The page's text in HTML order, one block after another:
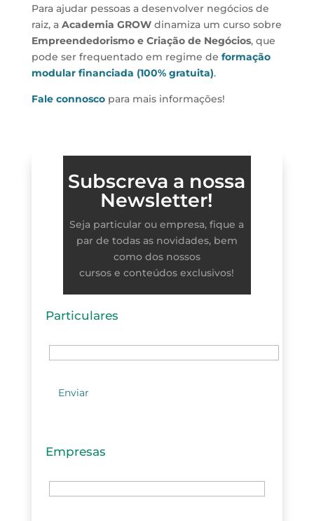
Para ajudar pessoas a desenvolver negócios de
raiz, a Academia GROWdinamiza um curso sobre
Empreendedorismo e Criação de Negócios, que
pode ser frequentado em regime de formação
modular financiada (100% gratuita).
Fale connoscopara mais informações!
Subscreva a nossa
Newsletter!
Seja particular ou empresa, fique a
par de todas as novidades, bem
como dos nossos
cursos e conteúdos exclusivos!
Particulares
Empresas